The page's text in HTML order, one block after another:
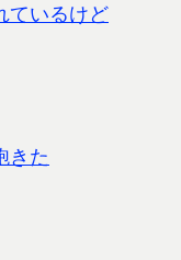
ているけど
きた